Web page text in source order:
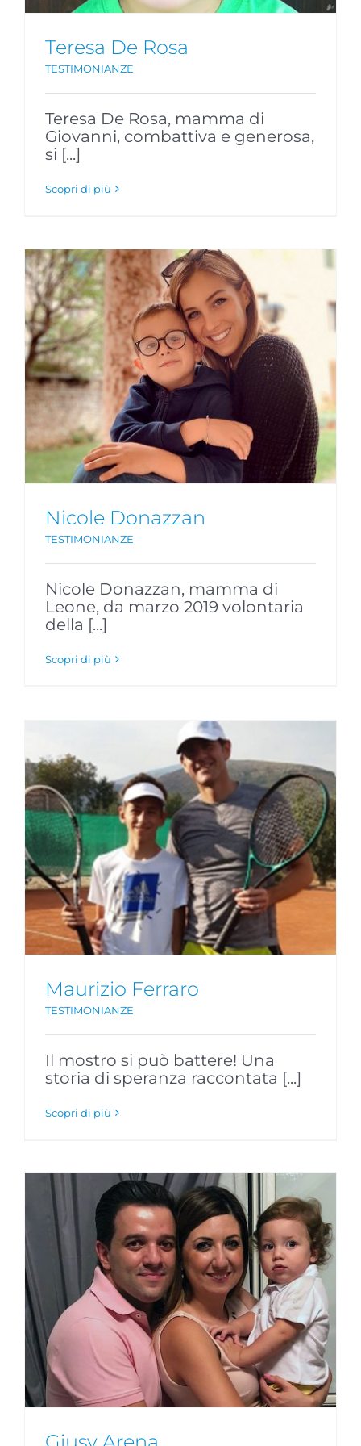
Teresa De Rosa
TESTIMONIANZE
Teresa De Rosa, mamma di
Giovanni, combattiva e generosa,
si [...]
Scopri di più
Nicole Donazzan
TESTIMONIANZE
Nicole Donazzan, mamma di
Leone, da marzo 2019 volontaria
della [...]
Scopri di più
Maurizio Ferraro
TESTIMONIANZE
Il mostro si può battere! Una
storia di speranza raccontata [...]
Scopri di più
Giusy Arena